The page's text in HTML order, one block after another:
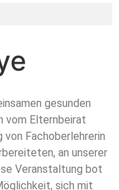
gesunden
vom Elternbeirat
Fachoberlehrerin
an unserer
Veranstaltung bot
sich mit